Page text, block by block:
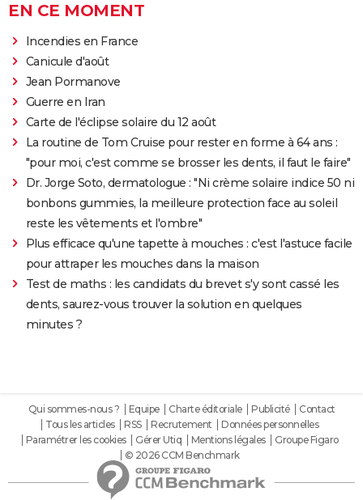
EN CE MOMENT
Incendies en France
Canicule d'août
Jean Pormanove
Guerre en Iran
Carte de l'éclipse solaire du 12 août
La routine de Tom Cruise pour rester en forme à 64 ans :
"pour moi, c'est comme se brosser les dents, il faut le faire"
Dr. Jorge Soto, dermatologue : "Ni crème solaire indice 50 ni
bonbons gummies, la meilleure protection face au soleil
reste les vêtements et l'ombre"
Plus efficace qu'une tapette à mouches : c'est l'astuce facile
pour attraper les mouches dans la maison
Test de maths : les candidats du brevet s'y sont cassé les
dents, saurez-vous trouver la solution en quelques
minutes ?
Qui sommes-nous ? Equipe Charte éditoriale Publicité
Contact
Tous les articles
RSS Recrutement
Données personnelles
Paramétrer les cookies
Gérer Utiq Mentions légales
Groupe Figaro
© 2026 CCM Benchmark